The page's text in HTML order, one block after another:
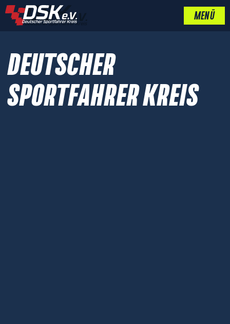
MENÜ
DEUTSCHER
SPORTFAHRER KREIS